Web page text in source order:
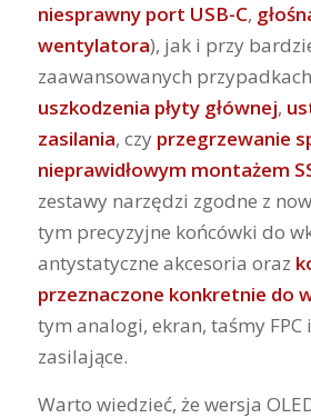
niesprawny port USB-C,
wentylatora), jak i przy
zaawansowanych
uszkodzenia płyty głównej,
zasilania, czy przegrzewanie
nieprawidłowym montażem
zestawy narzędzi zgodne z
tym precyzyjne końcówki do
antystatyczne akcesoria oraz
przeznaczone konkretnie do
tym analogi, ekran, taśmy FPC
zasilające.
Warto wiedzieć, że wersja